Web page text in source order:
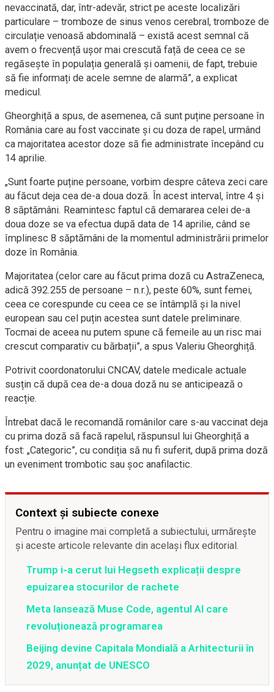
nevaccinată, dar, într-adevăr, strict pe aceste localizări
particulare – tromboze de sinus venos cerebral, tromboze de
circulație venoasă abdominală – există acest semnal că
avem o frecvență ușor mai crescută față de ceea ce se
regăsește în populația generală și oamenii, de fapt, trebuie
să fie informați de acele semne de alarmă”, a explicat
medicul.
Gheorghiță a spus, de asemenea, că sunt puține persoane în
România care au fost vaccinate și cu doza de rapel, urmând
ca majoritatea acestor doze să fie administrate începând cu
14 aprilie.
„Sunt foarte puține persoane, vorbim despre câteva zeci care
au făcut deja cea de-a doua doză. În acest interval, între 4 și
8 săptămâni. Reamintesc faptul că demararea celei de-a
doua doze se va efectua după data de 14 aprilie, când se
împlinesc 8 săptămâni de la momentul administrării primelor
doze în România.
Majoritatea (celor care au făcut prima doză cu AstraZeneca,
adică 392.255 de persoane – n.r.), peste 60%, sunt femei,
ceea ce corespunde cu ceea ce se întâmplă și la nivel
european sau cel puțin acestea sunt datele preliminare.
Tocmai de aceea nu putem spune că femeile au un risc mai
crescut comparativ cu bărbații”, a spus Valeriu Gheorghiță.
Potrivit coordonatorului CNCAV, datele medicale actuale
susțin că după cea de-a doua doză nu se anticipează o
reacție.
Întrebat dacă le recomandă românilor care s-au vaccinat deja
cu prima doză să facă rapelul, răspunsul lui Gheorghiță a
fost: „Categoric”, cu condiția să nu fi suferit, după prima doză
un eveniment trombotic sau șoc anafilactic.
Context și subiecte conexe
Pentru o imagine mai completă a subiectului, urmărește
și aceste articole relevante din același flux editorial.
Trump i-a cerut lui Hegseth explicații despre
epuizarea stocurilor de rachete
Meta lansează Muse Code, agentul AI care
revoluționează programarea
Beijing devine Capitala Mondială a Arhitecturii în
2029, anunțat de UNESCO